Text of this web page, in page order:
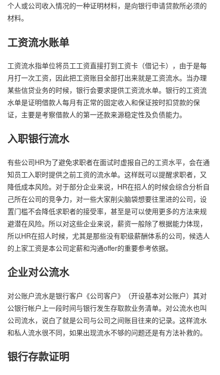
个人或公司收入情况的一种证明材料，是向银行申请贷款所必须的
材料。
工资流水账单
工资流水指单位将员工工资直接打到工资卡（借记卡），由于是每
月打一次工资，因此把工资账目全部打出来就是工资流水。当办理
某些信贷业务的时候，银行会要求提供工资流水单。银行的工资流
水单是证明借款人每月有正常的固定收入和保证按时扣贷款的保
证，主要是考察借款人的第一还款来源稳定性及负债能力。
入职银行流水
有些公司HR为了避免求职者在面试时虚报自己的工资水平，会在通
知员工入职时提供之前工资的流水单。这样既可以提醒求职者，又
降低成本风险。对于部分企业来说，HR在招人的时候会综合分析自
己所在公司的竞争力，对一些大家削尖脑袋想要往里进的公司，设
置门槛不会降低求职者的接受率，甚至是可以使用更多的方法来规
避潜在风险。所以对这些企业来说，薪资一般除了根据能力体现，
所以HR在招人时候，尤其是那些没有职级薪酬体系的公司，候选人
的上家工资是本公司定薪和沟通offer的重要参考依据。
企业对公流水
对公账户流水是银行客户《公司客户》（开设基本对公账户）其对
公银行帐户上一段时间与银行发生存取款业务清单。对公流水也叫
公司流水，说白了就是公司与公司之间账目往来的记录。这样流水
和私人流水很不同，如果出现流水不够的问题还是有方法补救的。
银行存款证明